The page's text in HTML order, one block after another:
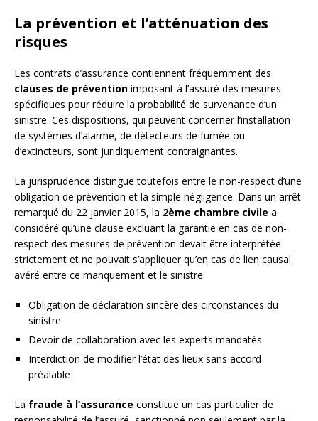
La prévention et l’atténuation des
risques
Les contrats d’assurance contiennent fréquemment des
clauses de prévention imposant à l’assuré des mesures
spécifiques pour réduire la probabilité de survenance d’un
sinistre. Ces dispositions, qui peuvent concerner l’installation
de systèmes d’alarme, de détecteurs de fumée ou
d’extincteurs, sont juridiquement contraignantes.
La jurisprudence distingue toutefois entre le non-respect d’une
obligation de prévention et la simple négligence. Dans un arrêt
remarqué du 22 janvier 2015, la 2ème chambre civile a
considéré qu’une clause excluant la garantie en cas de non-
respect des mesures de prévention devait être interprétée
strictement et ne pouvait s’appliquer qu’en cas de lien causal
avéré entre ce manquement et le sinistre.
Obligation de déclaration sincère des circonstances du
sinistre
Devoir de collaboration avec les experts mandatés
Interdiction de modifier l’état des lieux sans accord
préalable
La fraude à l’assurance constitue un cas particulier de